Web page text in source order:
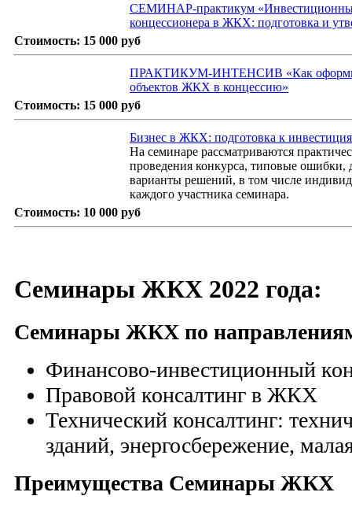
СЕМИНАР-практикум
концессионера в ЖКХ: подготовка и
Стоимость: 15 000 руб
ПРАКТИКУМ-ИНТЕНСИВ «Как
объектов ЖКХ в концессию»
Стоимость: 15 000 руб
Бизнес в ЖКХ: подготовка к
На семинаре рассматриваются
проведения конкурса, типовые ошибки,
варианты решений, в том числе
каждого участника семинара.
Стоимость: 10 000 руб
Семинары ЖКХ 2022 года:
Семинары ЖКХ по
Финансово-инвестиционный
Правовой консалтинг в ЖКХ
Технический консалтинг:
зданий, энергосбережение,
Преимущества Семинары ЖКХ